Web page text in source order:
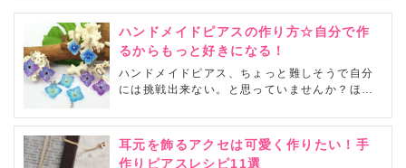
ハンドメイドピアスの作り方☆自分で作
るからもっと好きになる！
ハンドメイドピアス、ちょっと難しそうで自分
には挑戦出来ない。と思っていませんか？ほん
スを作る事が出来るんです。100均にピアスを
作れる材料がたくさん揃っているので、手軽に
挑戦できますよ。可愛くて、きっとお気に入り
耳元を飾るアクセは可愛く作りたい！手
作りピアスレシピ11選